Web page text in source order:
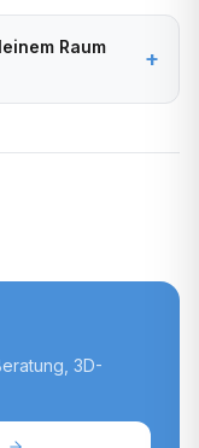
Raum
+
3D-